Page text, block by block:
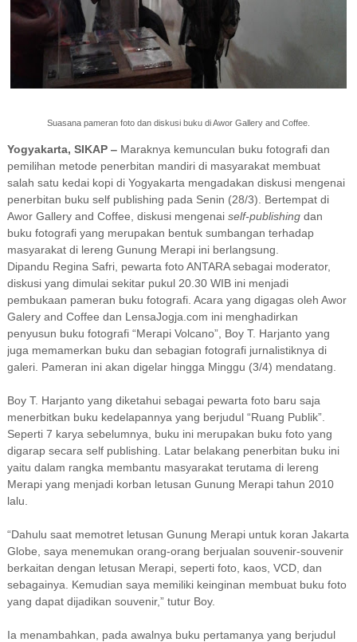
Suasana pameran foto dan diskusi buku di Awor Gallery and Coffee.
Yogyakarta, SIKAP‒Maraknya kemunculan buku fotografi dan
pemilihan metode penerbitan mandiri di masyarakat membuat
salah satu kedai kopi di Yogyakarta mengadakan diskusi mengenai
penerbitan buku self publishing pada Senin (28/3). Bertempat di
Awor Gallery and Coffee, diskusi mengenai self-publishing dan
buku fotografi yang merupakan bentuk sumbangan terhadap
masyarakat di lereng Gunung Merapi ini berlangsung.
Dipandu Regina Safri, pewarta foto ANTARA sebagai moderator,
diskusi yang dimulai sekitar pukul 20.30 WIB ini menjadi
pembukaan pameran buku fotografi. Acara yang digagas oleh Awor
Galery and Coffee dan LensaJogja.com ini menghadirkan
penyusun buku fotografi “Merapi Volcano”, Boy T. Harjanto yang
juga memamerkan buku dan sebagian fotografi jurnalistiknya di
galeri. Pameran ini akan digelar hingga Minggu (3/4) mendatang.
Boy T. Harjanto yang diketahui sebagai pewarta foto baru saja
menerbitkan buku kedelapannya yang berjudul “Ruang Publik”.
Seperti 7 karya sebelumnya, buku ini merupakan buku foto yang
digarap secara self publishing. Latar belakang penerbitan buku ini
yaitu dalam rangka membantu masyarakat terutama di lereng
Merapi yang menjadi korban letusan Gunung Merapi tahun 2010
lalu.
“Dahulu saat memotret letusan Gunung Merapi untuk koran Jakarta
Globe, saya menemukan orang-orang berjualan souvenir-souvenir
berkaitan dengan letusan Merapi, seperti foto, kaos, VCD, dan
sebagainya. Kemudian saya memiliki keinginan membuat buku foto
yang dapat dijadikan souvenir,” tutur Boy.
Ia menambahkan, pada awalnya buku pertamanya yang berjudul